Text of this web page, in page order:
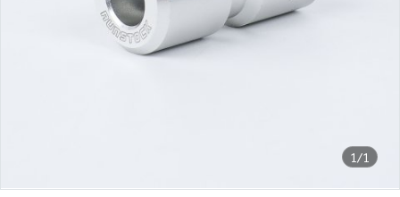
1/1